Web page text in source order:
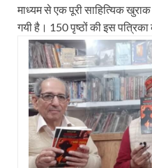
माध्यम से एक पूरी साहित्यिक
गयी है। 150 पृष्ठों की इस